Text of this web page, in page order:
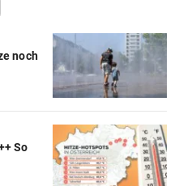
noch
So